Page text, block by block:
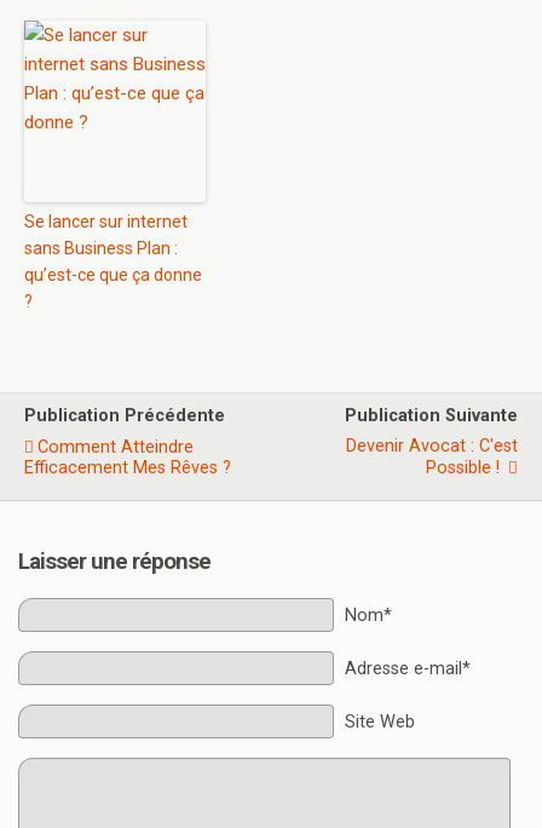
Se lancer sur internet
sans Business Plan :
qu’est-ce que ça donne
?
Publication Précédente
Comment Atteindre
Efficacement Mes Rêves ?
Publication Suivante
Devenir Avocat : C'est
Possible !
Laisser une réponse
Nom*
Adresse e-mail*
Site Web